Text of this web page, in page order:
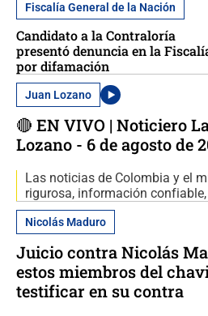
Fiscalía General de la Nación
Candidato a la Contraloría
presentó denuncia en la
por difamación
Juan Lozano
🔴 EN VIVO | Noticiero
Lozano - 6 de agosto de
Las noticias de Colombia y el
rigurosa, información
Nicolás Maduro
Juicio contra Nicolás
estos miembros del
testificar en su contra